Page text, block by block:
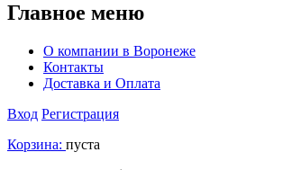
Главное меню
О компании в Воронеже
Контакты
Доставка и Оплата
Вход Регистрация
Корзина: пуста